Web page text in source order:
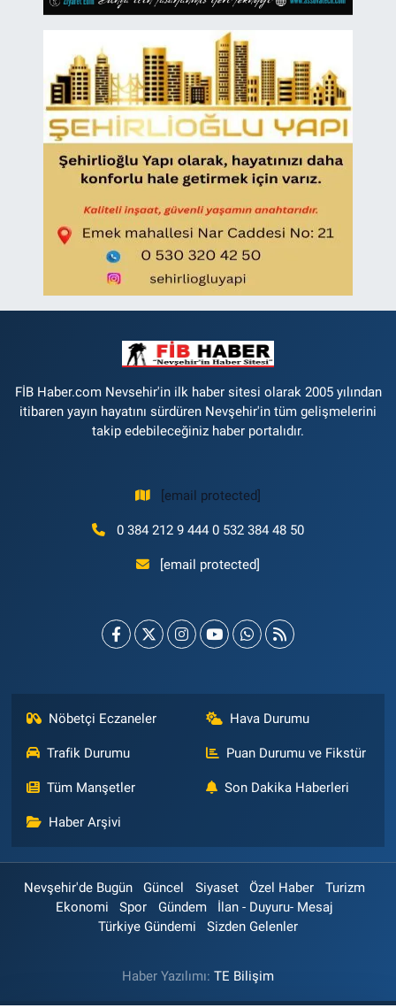
FİB Haber.com Nevsehir'in ilk haber sitesi olarak 2005 yılından
itibaren yayın hayatını sürdüren Nevşehir'in tüm gelişmelerini
takip edebileceğiniz haber portalıdır.
[email protected]
0 384 212 9 444 0 532 384 48 50
[email protected]
Nöbetçi Eczaneler Hava Durumu
Trafik Durumu Puan Durumu ve Fikstür
Tüm Manşetler Son Dakika Haberleri
Haber Arşivi
Nevşehir'de Bugün Güncel Siyaset Özel Haber
Turizm
Ekonomi
Spor Gündem
İlan - Duyuru- Mesaj
Türkiye Gündemi
Sizden Gelenler
Haber Yazılımı: TE Bilişim